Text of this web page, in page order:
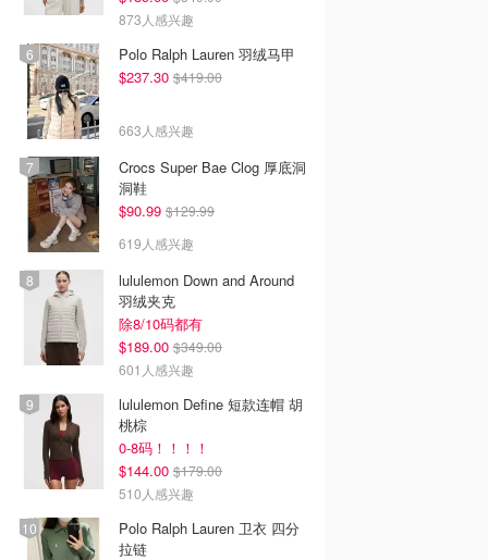
873人感兴趣
Polo Ralph Lauren 羽绒马甲
$237.30 $419.00
663人感兴趣
Crocs Super Bae Clog 厚底洞
洞鞋
$90.99 $129.99
619人感兴趣
lululemon Down and Around
羽绒夹克
除8/10码都有
$189.00 $349.00
601人感兴趣
lululemon Define 短款连帽 胡
桃棕
0-8码！！！！
$144.00 $179.00
510人感兴趣
Polo Ralph Lauren 卫衣 四分
拉链